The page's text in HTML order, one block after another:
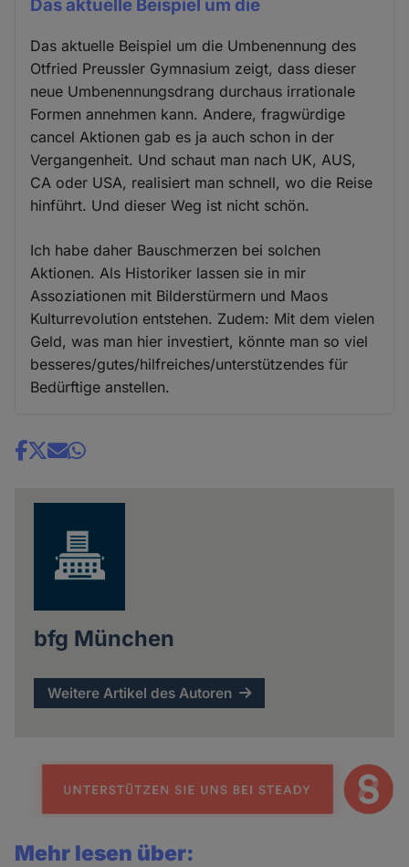
Das aktuelle Beispiel um die
Das aktuelle Beispiel um die Umbenennung des
Otfried Preussler Gymnasium zeigt, dass dieser
neue Umbenennungsdrang durchaus irrationale
Formen annehmen kann. Andere, fragwürdige
cancel Aktionen gab es ja auch schon in der
Vergangenheit. Und schaut man nach UK, AUS,
CA oder USA, realisiert man schnell, wo die Reise
hinführt. Und dieser Weg ist nicht schön.
Ich habe daher Bauschmerzen bei solchen
Aktionen. Als Historiker lassen sie in mir
Assoziationen mit Bilderstürmern und Maos
Kulturrevolution entstehen. Zudem: Mit dem vielen
Geld, was man hier investiert, könnte man so viel
besseres/gutes/hilfreiches/unterstützendes für
Bedürftige anstellen.
Share
bfg München
Weitere Artikel des Autoren
Mehr lesen über: